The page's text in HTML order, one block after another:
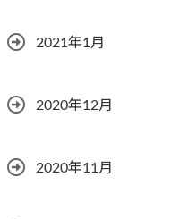
2021年1月
2020年12月
2020年11月